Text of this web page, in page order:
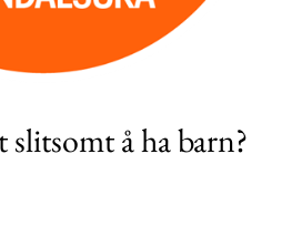
å ha barn?